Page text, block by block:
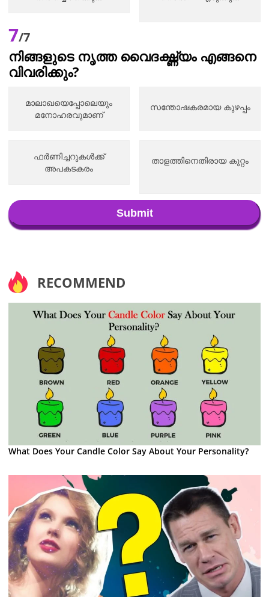
7/7
നിങ്ങളുടെ നൃത്ത വൈദഗ്ദ്ധ്യം എങ്ങനെ
വിവരിക്കും?
മാലാഖയെപ്പോലെയും
മനോഹരവുമാണ്
സന്തോഷകരമായ കുഴപ്പം
ഫർണിച്ചറുകൾക്ക്
അപകടകരം
താളത്തിനെതിരായ കുറ്റം
Submit
RECOMMEND
What Does Your Candle Color Say About Your Personality?